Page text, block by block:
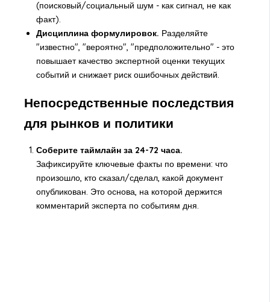
(поисковый/социальный шум - как сигнал, не как
факт).
Дисциплина формулировок. Разделяйте
"известно", "вероятно", "предположительно" - это
повышает качество экспертной оценки текущих
событий и снижает риск ошибочных действий.
Непосредственные последствия
для рынков и политики
Соберите таймлайн за 24-72 часа.
Зафиксируйте ключевые факты по времени: что
произошло, кто сказал/сделал, какой документ
опубликован. Это основа, на которой держится
комментарий эксперта по событиям дня.